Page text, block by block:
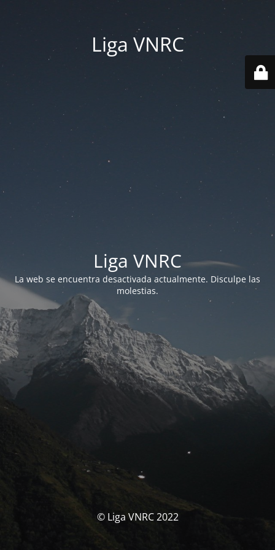
Liga VNRC
Liga VNRC
La web se encuentra desactivada actualmente. Disculpe las
molestias.
© Liga VNRC 2022